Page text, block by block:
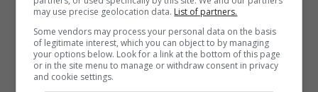
ecco il gallese Jamie Donaldson e l’altro
irlandese Darren Clarke. Dyson torna a casa
con un bell’assegno da 300.000 euro, il
montepremi complessivo del torneo era di
may use precise geolocation data. List of partners.
Some vendors may process your personal data on the basis
of legitimate interest, which you can object to by managing
your options below. Look for a link at the bottom of this page
or in the site menu to manage or withdraw consent in privacy
and cookie settings.